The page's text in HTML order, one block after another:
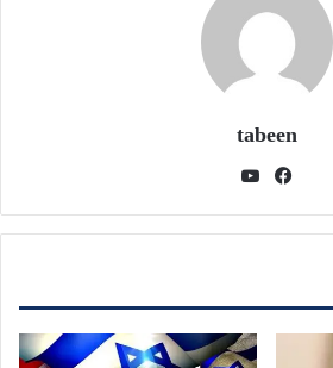
tabeen
فيسبوك